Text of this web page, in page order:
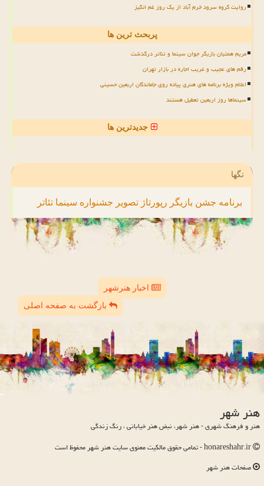
روایت گروه سرود خرم آباد از یک روز غم انگیز
پربحث ترین ها
مریم همتیان بازیگر جوان سینما و تئاتر درگذشت
رقم های عجیب و غریب اجاره در بازار تهران
اعلام ویژه برنامه های هنری پیاده روی جاماندگان اربعین حسینی
سینماها روز اربعین تعطیل هستند
جدیدترین ها
تگها
برنامه جشن بازیگر رپورتاژ تصویر جشنواره سینما تئاتر
اخبار هنرشهر
بازگشت به صفحه اصلی
هنر شهر
هنر و فرهنگ شهری - هنر شهر، نبض هنر خیابانی ، رنگ زندگی
صفحات هنر شهر